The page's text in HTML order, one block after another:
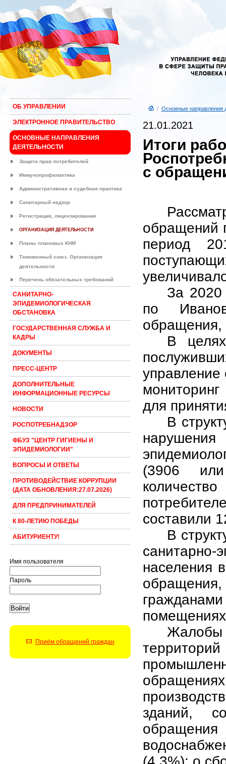
ОБ УПРАВЛЕНИИ
ЭЛЕКТРОННОЕ ПРАВИТЕЛЬСТВО
ОСНОВНЫЕ НАПРАВЛЕНИЯ
ДЕЯТЕЛЬНОСТИ
Защита прав потребителей
Иммунопрофилактика
Административная и судебная практика
Санитарный надзор
Регистрация, лицензирование
ОРГАНИЗАЦИЯ ДЕЯТЕЛЬНОСТИ
Планы плановых КНМ
Таможенный союз. Организация
деятельности
Перечень обязательных требований
САНИТАРНО-
ЭПИДЕМИОЛОГИЧЕСКАЯ
ОБСТАНОВКА
ГОСУДАРСТВЕННАЯ СЛУЖБА И
КАДРЫ
ДОКУМЕНТЫ
ПРЕСС-ЦЕНТР
ДОПОЛНИТЕЛЬНЫЕ
ИНФОРМАЦИОННЫЕ РЕСУРСЫ
НОВОСТИ
РОСПОТРЕБНАДЗОР
ФБУЗ "ЦЕНТР ГИГИЕНЫ И
ЭПИДЕМИОЛОГИИ"
ВОПРОСЫ И ОТВЕТЫ
ПРОТИВОДЕЙСТВИЕ КОРРУПЦИИ
(ДАТА ОБНОВЛЕНИЯ:27.07.2026)
ДЛЯ ПРЕДПРИНИМАТЕЛЕЙ
К 80-ЛЕТИЮ ПОБЕДЫ
АБИТУРИЕНТУ!
Имя пользователя
Пароль
Приём обращений граждан
/ Основные направления
21.01.2021
Итоги
с
обращений
период
За 2020
по
обращения,
В
управление
для
В
нарушения
(3906
составили
В
санитарно-
населения
Жалобы
зданий,
обращения